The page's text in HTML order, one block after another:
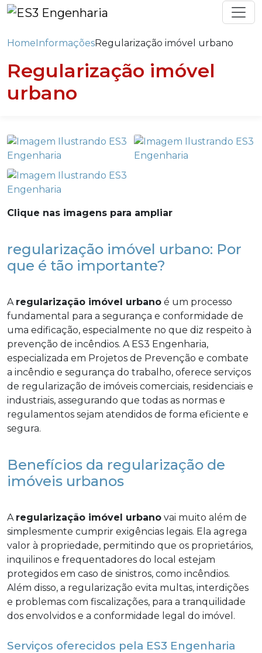
HomeInformaçõesRegularização imóvel urbano
Regularização imóvel
urbano
Clique nas imagens para ampliar
regularização imóvel urbano: Por
que é tão importante?
A regularização imóvel urbano é um processo
fundamental para a segurança e conformidade de
uma edificação, especialmente no que diz respeito à
prevenção de incêndios. A ES3 Engenharia,
especializada em Projetos de Prevenção e combate
a incêndio e segurança do trabalho, oferece serviços
de regularização de imóveis comerciais, residenciais e
industriais, assegurando que todas as normas e
regulamentos sejam atendidos de forma eficiente e
segura.
Benefícios da regularização de
imóveis urbanos
A regularização imóvel urbano vai muito além de
simplesmente cumprir exigências legais. Ela agrega
valor à propriedade, permitindo que os proprietários,
inquilinos e frequentadores do local estejam
protegidos em caso de sinistros, como incêndios.
Além disso, a regularização evita multas, interdições
e problemas com fiscalizações, para a tranquilidade
dos envolvidos e a conformidade legal do imóvel.
Serviços oferecidos pela ES3 Engenharia